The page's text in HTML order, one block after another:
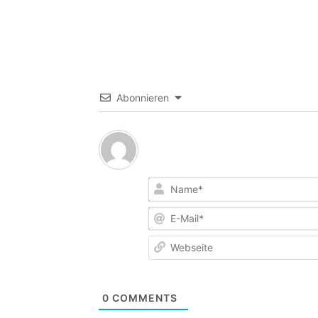
Abonnieren
0 COMMENTS